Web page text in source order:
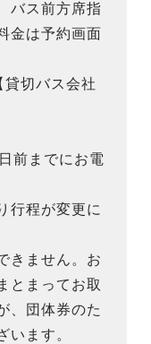
バス前方席指
金は予約画面
切バス会社
前までにお電
行程が変更に
きません。お
とまってお取
、団体券のた
います。